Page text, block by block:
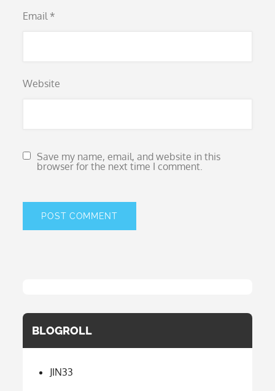
Email *
Website
Save my name, email, and website in this
browser for the next time I comment.
BLOGROLL
JIN33